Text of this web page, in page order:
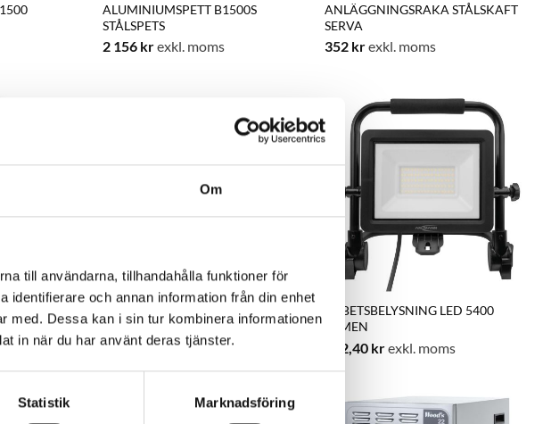
Om
till användarna, tillhandahålla funktioner för
och annan information från din enhet
med. Dessa kan i sin tur kombinera informationen
in när du har använt deras tjänster.
Statistik Marknadsföring
ALUMINIUMSPETT B1500S
STÅLSPETS
2 156 krexkl. moms
ANLÄGGNINGSRAKA STÅLSKAFT
SERVA
352 krexkl. moms
2200
ARBETSBELYSNING LED 2800 LUM
LADDB
596kr exkl. moms
ARBETSBELYSNING LED 5400
LUMEN
462,40 krexkl. moms